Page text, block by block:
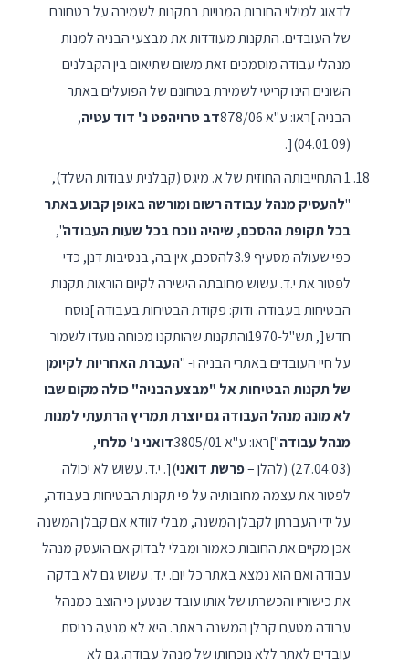
לדאוג למילוי החובות המנויות בתקנות לשמירה על בטחונם
של העובדים. התקנות מעודדות את מבצעי הבניה למנות
מנהלי עבודה מוסמכים זאת משום שתיאום בין הקבלנים
השונים הינו קריטי לשמירת בטחונם של הפועלים באתר
הבניה ]ראו: ע"א 878/06
דב טרויהפט נ' דוד עטיה,
(04.01.09)[.
1 התחייבותה החוזית של א. מיגס (קבלנית עבודות השלד),
"להעסיק מנהל עבודה רשום ומורשה באופן קבוע באתר
בכל תקופת ההסכם, שיהיה נוכח בכל שעות העבודה",
כפי שעולה מסעיף 3.9להסכם, אין בה, בנסיבות דנן, כדי
לפטור את י.ד. עשוש מחובתה הישירה לקיום הוראות תקנות
הבטיחות בעבודה. ודוק: פקודת הבטיחות בעבודה ]נוסח
חדש[, תש"ל-1970והתקנות שהותקנו מכוחה נועדו לשמור
על חיי העובדים באתרי הבניה ו- "העברת האחריות לקיומן
של תקנות הבטיחות אל "מבצע הבניה" כולה מקום שבו
לא מונה מנהל העבודה גם יוצרת תמריץ הרתעתי למנות
מנהל עבודה"]ראו: ע"א 3805/01 דואני נ' מלחי,
(27.04.03) (להלן –
פרשת דואני)[. י.ד. עשוש לא יכולה
לפטור את עצמה מחובותיה על פי תקנות הבטיחות בעבודה,
על ידי העברתן לקבלן המשנה, מבלי לוודא אם קבלן המשנה
אכן מקיים את החובות כאמור ומבלי לבדוק אם הועסק מנהל
עבודה ואם הוא נמצא באתר כל יום. י.ד. עשוש גם לא בדקה
את כישוריו והכשרתו של אותו עובד שנטען כי הוצב כמנהל
עבודה מטעם קבלן המשנה באתר. היא לא מנעה כניסת
עובדים לאתר ללא נוכחותו של מנהל עבודה. גם לא